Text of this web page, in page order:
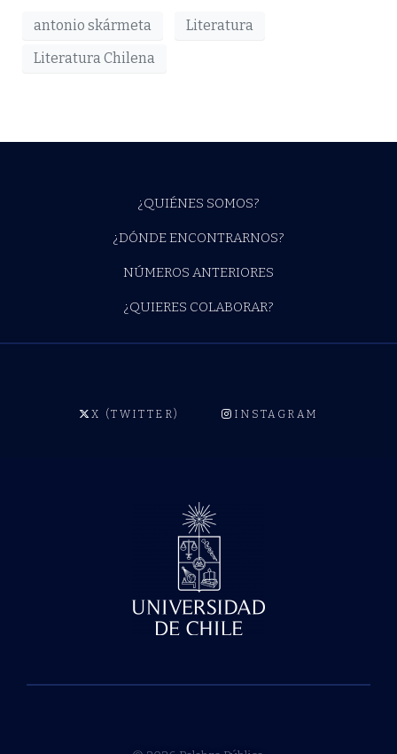
antonio skármeta
Literatura
Literatura Chilena
¿QUIÉNES SOMOS?
¿DÓNDE ENCONTRARNOS?
NÚMEROS ANTERIORES
¿QUIERES COLABORAR?
X (TWITTER) INSTAGRAM